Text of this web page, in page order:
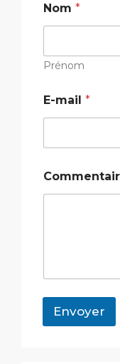
Nom *
Prénom
E-mail *
o
u
Envoyer